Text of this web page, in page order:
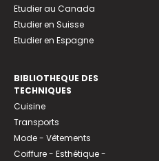
Etudier au Canada
Etudier en Suisse
Etudier en Espagne
BIBLIOTHEQUE DES
TECHNIQUES
Cuisine
Transports
Mode - Vêtements
Coiffure - Esthétique -